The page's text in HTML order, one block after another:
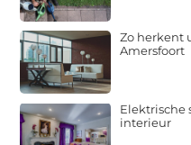
Zo herkent
Amersfoort
Elektrische
interieur